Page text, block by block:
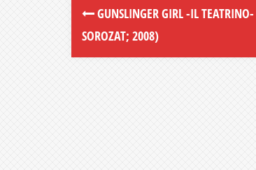
GUNSLINGER GIRL -IL
SOROZAT; 2008)